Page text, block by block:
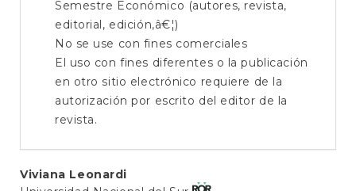
Semestre Económico (autores, revista,
editorial, edición,â€¦)
No se use con fines comerciales
El uso con fines diferentes o la publicación
en otro sitio electrónico requiere de la
autorización por escrito del editor de la
revista.
Contenido
Viviana Leonardi